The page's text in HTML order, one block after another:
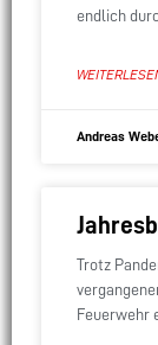
endlich
Andreas
Trotz
Feuerwehr